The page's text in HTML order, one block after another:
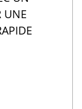
UNE